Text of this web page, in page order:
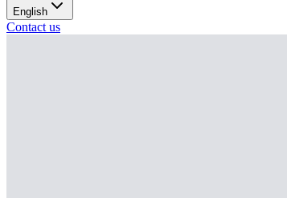
English
Contact us